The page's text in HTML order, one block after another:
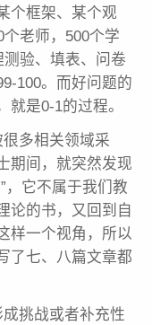
个框架、某个观
老师，500个学
验、填表、问卷
100。而好问题的
是0-1的过程。
多相关领域采
期间，就突然发现
，它不属于我们教
论的书，又回到自
样一个视角，所以
了七、八篇文章都
挑战或者补充性